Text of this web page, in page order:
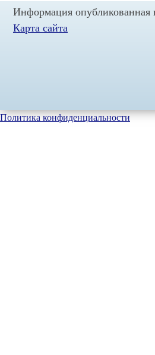
Информация опубликованная
Карта сайта
Политика конфиденциальности